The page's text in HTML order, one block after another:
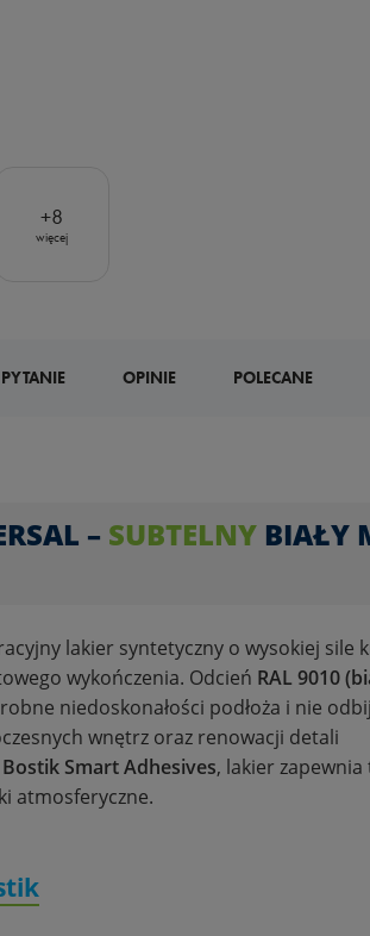
+8
więcej
OPINIE POLECANE
– SUBTELNY BIAŁY
lakier syntetyczny o wysokiej sile
wykończenia. Odcień RAL 9010
niedoskonałości podłoża i nie
wnętrz oraz renowacji detali
Bostik Smart Adhesives, lakier zapewnia
atmosferyczne.